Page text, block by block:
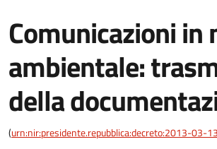
Comunicazioni in
ambientale:
della
(urn:nir:presidente.repubblica:decreto:2013-03-